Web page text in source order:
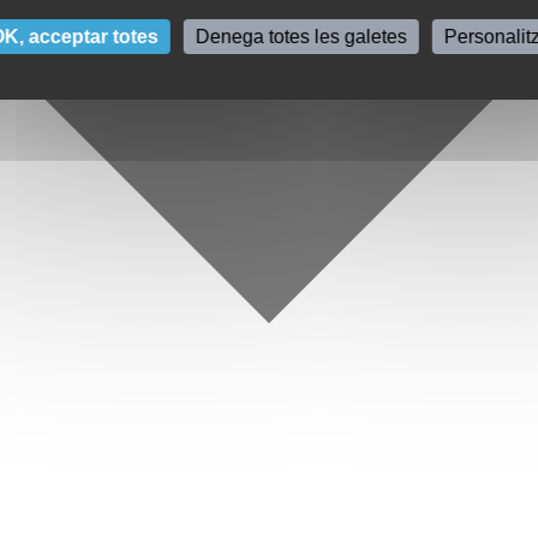
acceptar totes Denega totes les galetes